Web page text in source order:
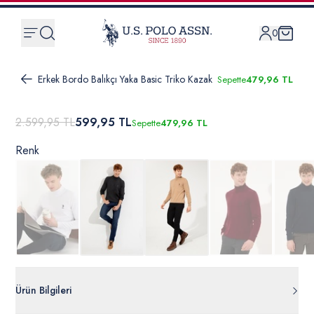
0
Erkek Bordo Balıkçı Yaka Basic Triko Kazak Sepette479,96 TL
2.599,95 TL599,95 TLSepette479,96 TL
Renk
Ürün Bilgileri